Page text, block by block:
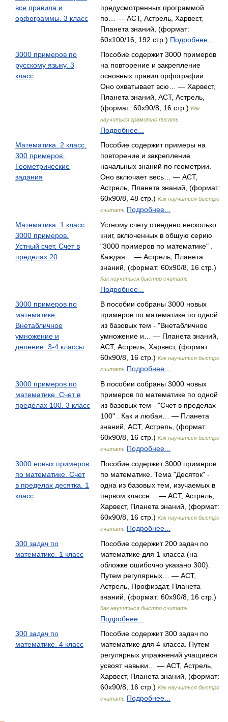
все правила и
орфограммы. 3 класс
предусмотренных программой
по… — АСТ, Астрель, Харвест,
Планета знаний, (формат:
60x100/16, 192 стр.) Подробнее...
3000 примеров по
русскому языку. 3
класс
Пособие содержит 3000 примеров
на повторение и закрепление
основных правил орфографии.
Оно охватывает всю… — Харвест,
Планета знаний, АСТ, Астрель,
(формат: 60x90/8, 16 стр.) Как
научиться грамотно писать
Подробнее...
Математика. 2 класс.
300 примеров.
Геометрические
задания
Пособие содержит примеры на
повторение и закрепление
начальных знаний по геометрии.
Оно включает весь… — АСТ,
Астрель, Планета знаний, (формат:
60x90/8, 48 стр.) Как научиться быстро
считать Подробнее...
Математика. 1 класс.
3000 примеров.
Устный счет. Счет в
пределах 20
Устному счету отведено несколько
книг, включенных в общую серию
"3000 примеров по математике" .
Каждая… — Астрель, Планета
знаний, (формат: 60x90/8, 16 стр.)
Как научиться быстро считать
Подробнее...
3000 примеров по
математике.
Внетабличное
умножение и
деление. 3-4 классы
В пособии собраны 3000 новых
примеров по математике по одной
из базовых тем - "Внетабличное
умножение и… — Планета знаний,
АСТ, Астрель, Харвест, (формат:
60x90/8, 16 стр.) Как научиться быстро
считать Подробнее...
3000 примеров по
математике. Счет в
пределах 100. 3 класс
В пособии собраны 3000 новых
примеров по математике по одной
из базовых тем - "Счет в пределах
100" . Как и любая… — Планета
знаний, АСТ, Астрель, (формат:
60x90/8, 16 стр.) Как научиться быстро
считать Подробнее...
3000 новых примеров
по математике. Счет
в пределах десятка. 1
класс
Пособие содержит 3000 примеров
по математике. Тема "Десяток" -
одна из базовых тем, изучаемых в
первом классе… — АСТ, Астрель,
Харвест, Планета знаний, (формат:
60x90/8, 16 стр.) Как научиться быстро
считать Подробнее...
300 задач по
математике. 1 класс
Пособие содержит 200 задач по
математике для 1 класса (на
обложке ошибочно указано 300).
Путем регулярных… — АСТ,
Астрель, Профиздат, Планета
знаний, (формат: 60x90/8, 16 стр.)
Как научиться быстро считать
Подробнее...
300 задач по
математике. 4 класс
Пособие содержит 300 задач по
математике для 4 класса. Путем
регулярных упражнений учащиеся
усвоят навыки… — АСТ, Астрель,
Харвест, Планета знаний, (формат:
60x90/8, 16 стр.) Как научиться быстро
считать Подробнее...